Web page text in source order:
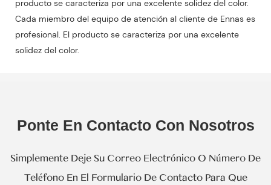
producto se caracteriza por una excelente solidez del color.
Cada miembro del equipo de atención al cliente de Ennas es
profesional. El producto se caracteriza por una excelente
solidez del color.
Ponte En Contacto Con Nosotros
Simplemente Deje Su Correo Electrónico O Número De
Teléfono En El Formulario De Contacto Para Que